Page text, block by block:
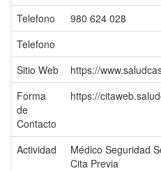
Telefono
980 624 028
Telefono
Sitio Web
https://
Forma
de
Contacto
https://
Actividad
Médico Seguridad
Cita Previa